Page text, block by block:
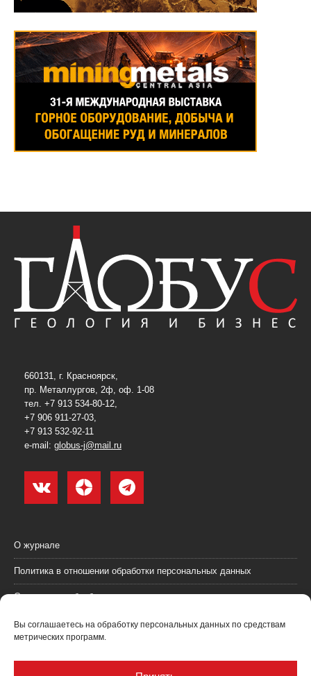
Вы соглашаетесь на обработку персональных данных по средствам
метрических программ.
660131, г. Красноярск,
пр. Металлургов, 2ф, оф. 1-08
тел. +7 913 534-80-12,
+7 906 911-27-03,
+7 913 532-92-11
e-mail: globus-j@mail.ru
О журнале
Политика в отношении обработки персональных данных
Согласие на обработку персональных данных
Пользовательское соглашение (оферта)